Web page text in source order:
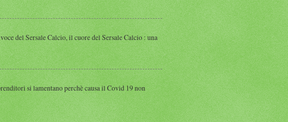
del Sersale Calcio, il cuore del Sersale Calcio : una
si lamentano perchè causa il Covid 19 non